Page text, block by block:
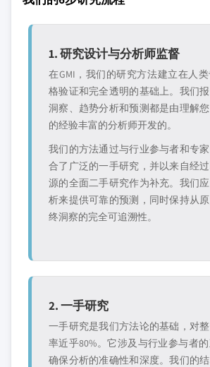
1. 研究设计与分析师监督
在GMI，我们的研究方法建立在人
格验证和完全透明的基础上。我们
洞察、趋势分析和预测都是由理解
的经验丰富的分析师开发的。
我们的方法通过与行业参与者和专
合了广泛的一手研究，并以来自经
源的全面二手研究作为补充。我们
析来提供可靠的预测，同时保持从
终洞察的完全可追溯性。
2. 一手研究
一手研究是我们方法论的基础，对
率近乎80%。它涉及与行业参与者
确保分析的准确性和深度。我们的